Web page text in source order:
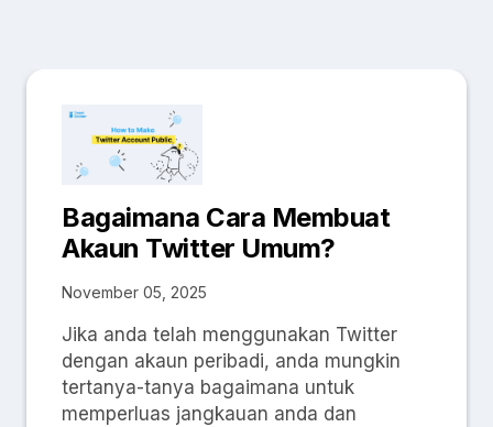
Bagaimana Cara Membuat
Akaun Twitter Umum?
November 05, 2025
Jika anda telah menggunakan Twitter
dengan akaun peribadi, anda mungkin
tertanya-tanya bagaimana untuk
memperluas jangkauan anda dan